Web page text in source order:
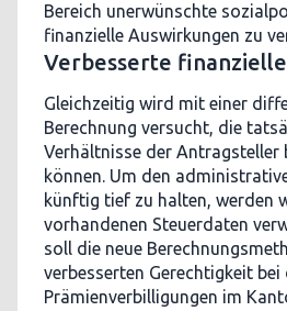
Bereich unerwünschte
finanzielle Auswirkungen zu
Verbesserte
Gleichzeitig wird mit einer
Berechnung versucht, die
Verhältnisse der Antragsteller
können. Um den
künftig tief zu halten, werden
vorhandenen Steuerdaten
soll die neue
verbesserten Gerechtigkeit
Prämienverbilligungen im